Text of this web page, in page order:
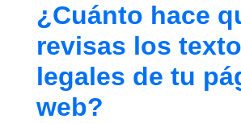
¿Cuánto hace
revisas los
legales de tu
web?